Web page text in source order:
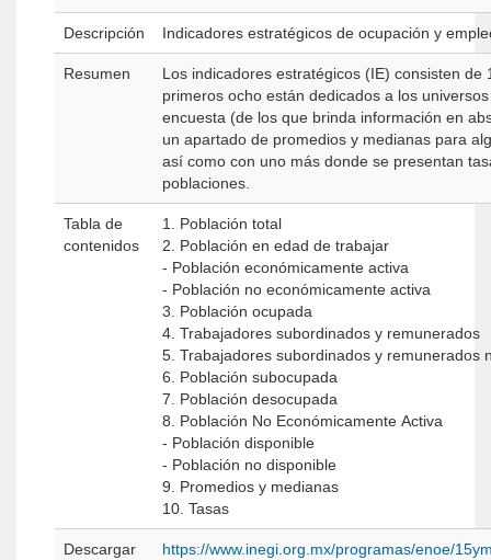
Descripción Indicadores estratégicos de ocupación y
Resumen
Los indicadores estratégicos (IE) consisten de
primeros ocho están dedicados a los
encuesta (de los que brinda información en
un apartado de promedios y medianas para
así como con uno más donde se presentan
poblaciones.
Tabla de
contenidos
1. Población total
2. Población en edad de trabajar
- Población económicamente activa
- Población no económicamente activa
3. Población ocupada
4. Trabajadores subordinados y remunerados
5. Trabajadores subordinados y remunerados
6. Población subocupada
7. Población desocupada
8. Población No Económicamente Activa
- Población disponible
- Población no disponible
9. Promedios y medianas
10. Tasas
Descargar https://www.inegi.org.mx/programas/enoe/